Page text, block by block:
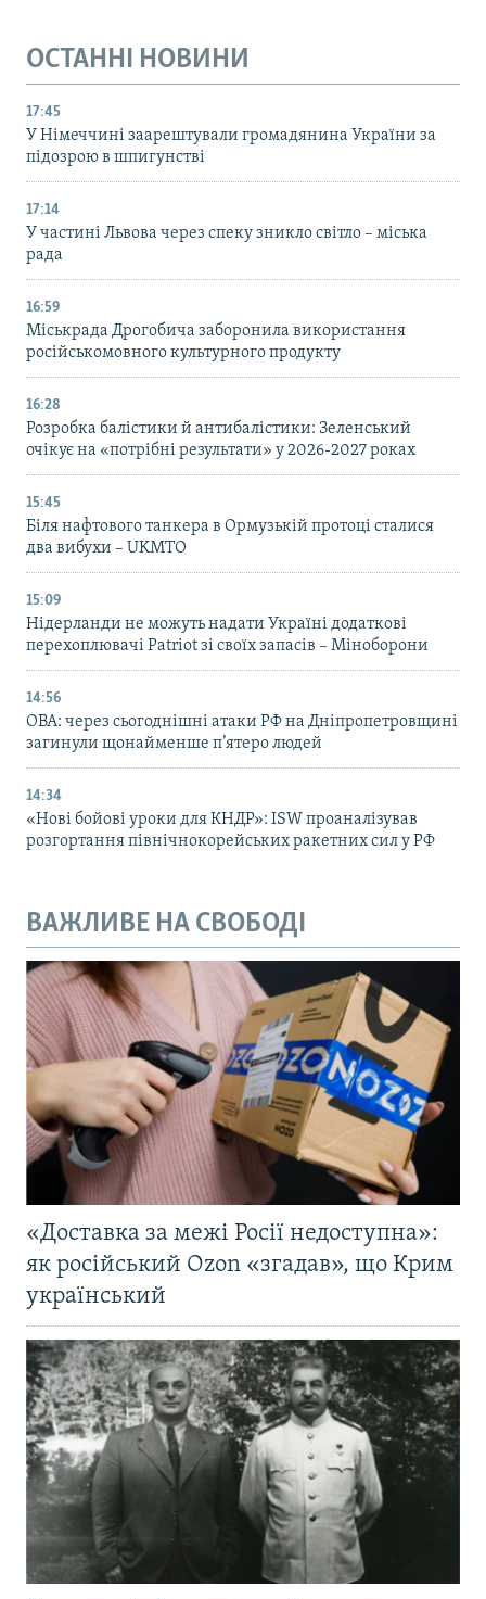
ОСТАННІ НОВИНИ
17:45
У Німеччині заарештували громадянина України за
підозрою в шпигунстві
17:14
У частині Львова через спеку зникло світло – міська
рада
16:59
Міськрада Дрогобича заборонила використання
російськомовного культурного продукту
16:28
Розробка балістики й антибалістики: Зеленський
очікує на «потрібні результати» у 2026-2027 роках
15:45
Біля нафтового танкера в Ормузькій протоці сталися
два вибухи – UKMTO
15:09
Нідерланди не можуть надати Україні додаткові
перехоплювачі Patriot зі своїх запасів – Міноборони
14:56
ОВА: через сьогоднішні атаки РФ на Дніпропетровщині
загинули щонайменше п’ятеро людей
14:34
«Нові бойові уроки для КНДР»: ISW проаналізував
розгортання північнокорейських ракетних сил у РФ
ВАЖЛИВЕ НА СВОБОДІ
«Доставка за межі Росії недоступна»:
як російський Ozon «згадав», що Крим
український